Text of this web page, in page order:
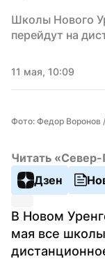
Школы Нового
перейдут на
11 мая, 10:09
Фото: Федор
Читать «Север-
Дзен
В Новом
мая все